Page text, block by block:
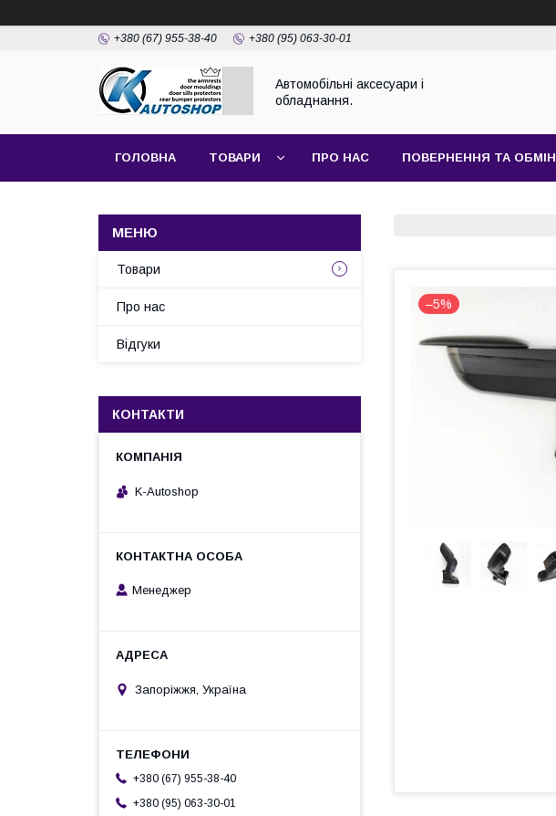
+380 (67) 955-38-40 +380 (95) 063-30-01
Автомобільні аксесуари і
обладнання.
ГОЛОВНА ТОВАРИ ПРО НАС ПОВЕРНЕННЯ ТА ОБМІН
–5%
Товари
Про нас
Відгуки
КОНТАКТИ
K-Autoshop
Менеджер
Запоріжжя, Україна
+380 (67) 955-38-40
+380 (95) 063-30-01